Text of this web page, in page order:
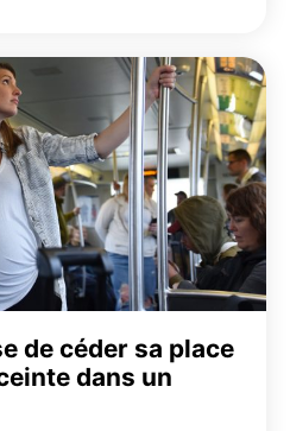
de céder sa place
dans un